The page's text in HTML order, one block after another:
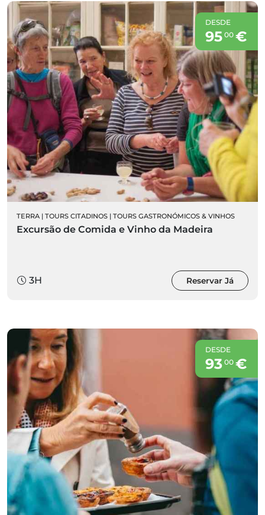
DESDE
95 00€
TERRA | TOURS CITADINOS | TOURS GASTRONÓMICOS & VINHOS
Excursão de Comida e Vinho da Madeira
3H Reservar Já
DESDE
93 00€